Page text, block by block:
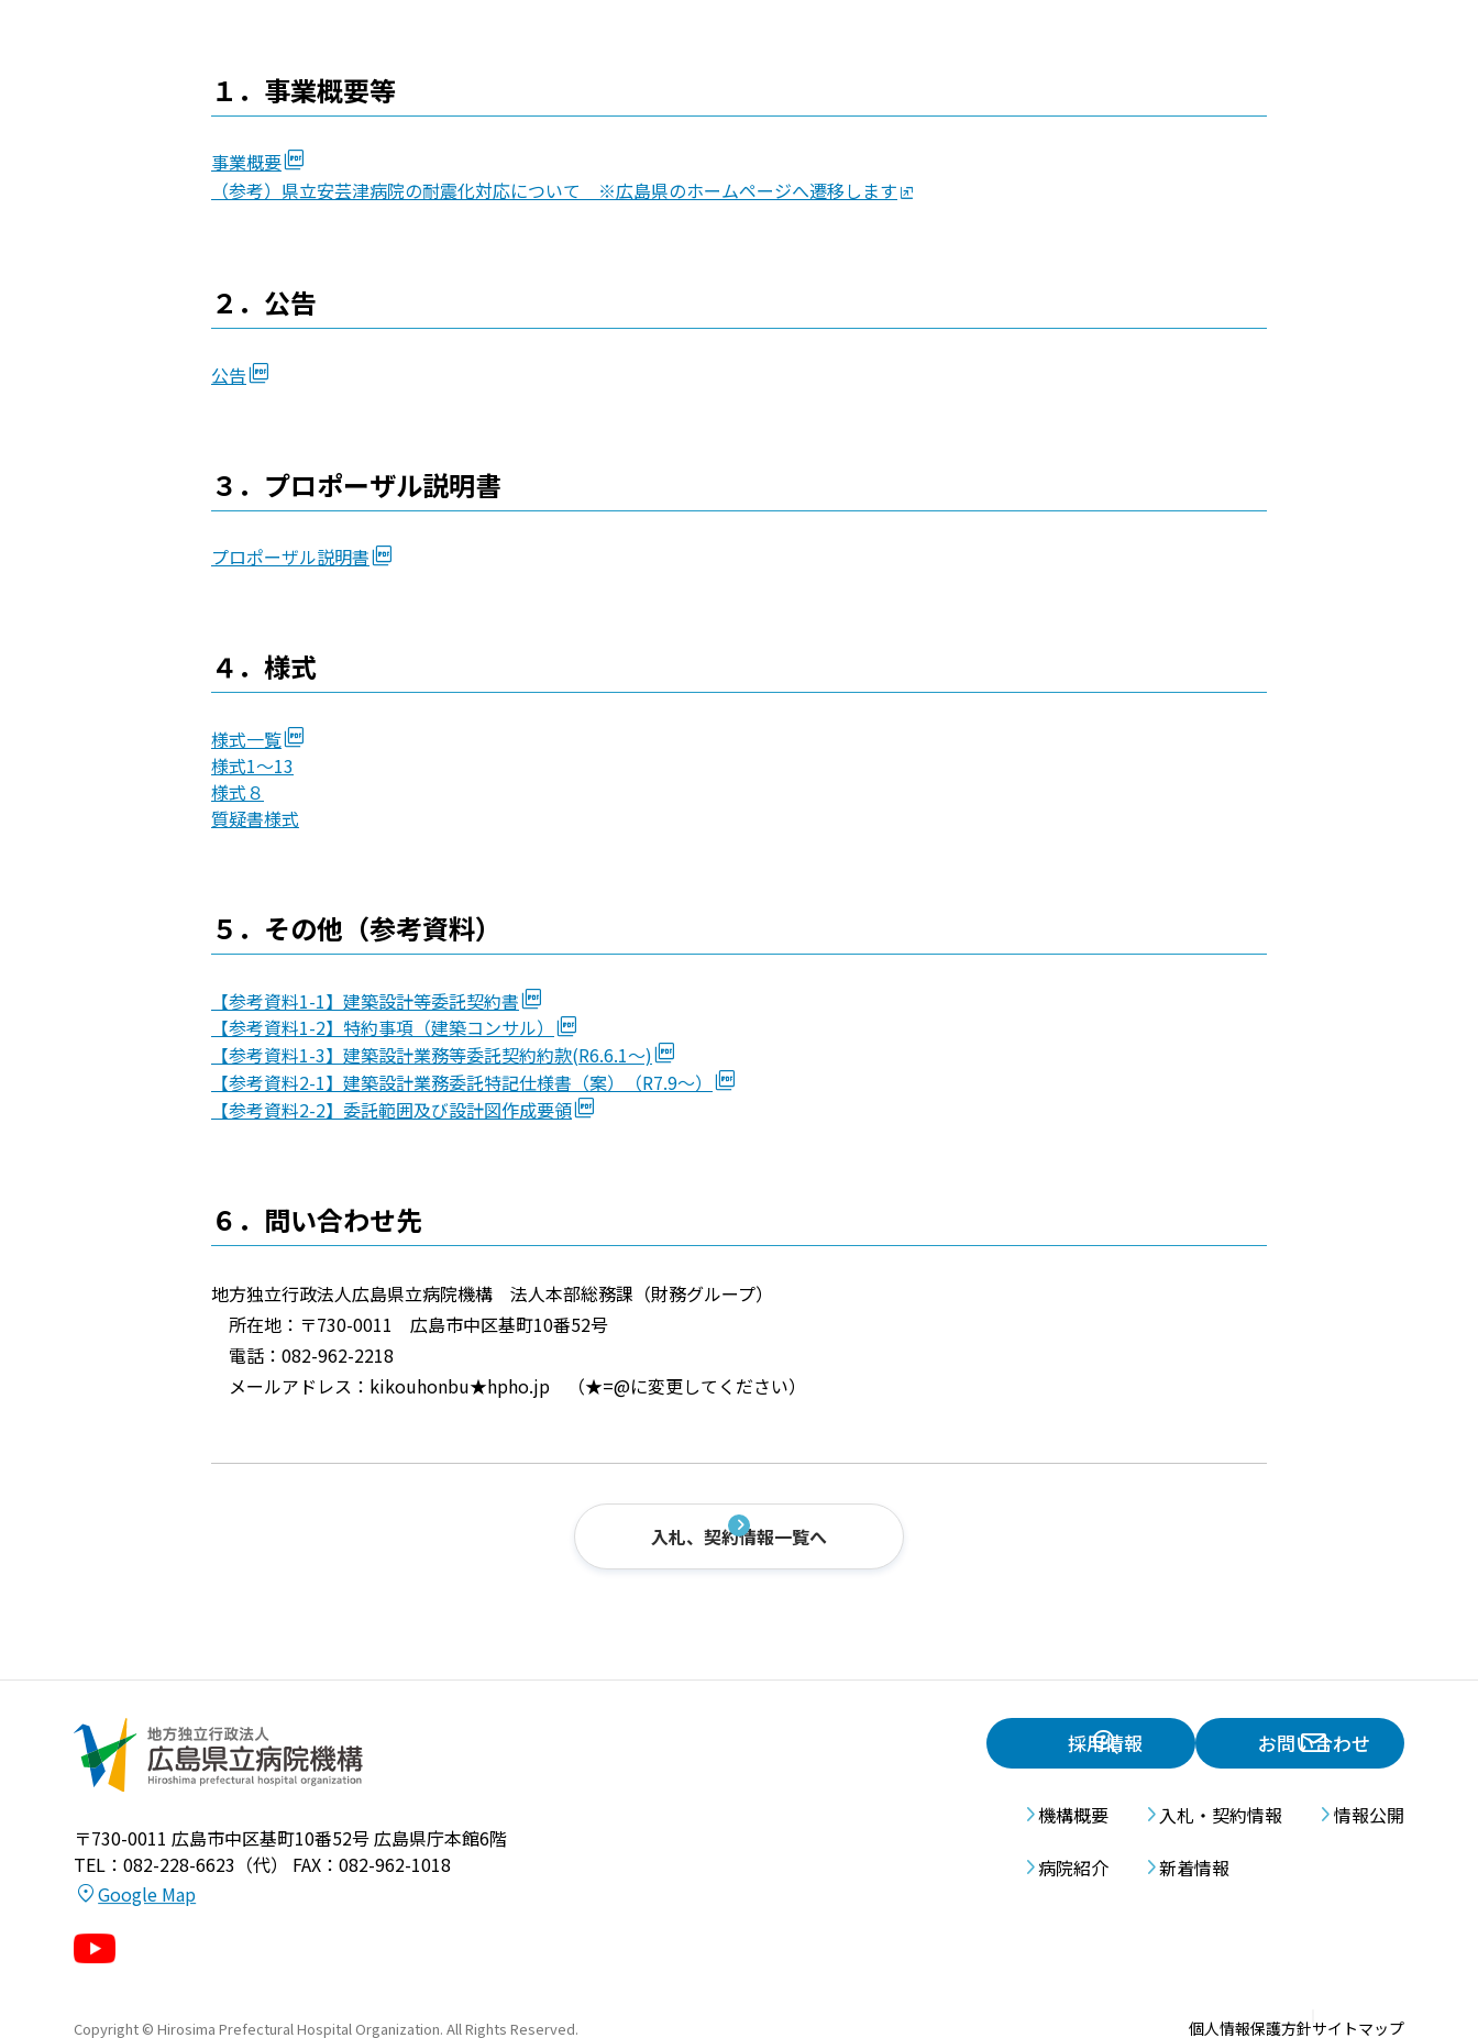
１．事業概要等
事業概要
（参考）県立安芸津病院の耐震化対応について ※広島県のホームページへ遷移します
２．公告
公告
３．プロポーザル説明書
プロポーザル説明書
４．様式
様式一覧
様式1～13
様式８
質疑書様式
５．その他（参考資料）
【参考資料1-1】建築設計等委託契約書
【参考資料1-2】特約事項（建築コンサル）
【参考資料1-3】建築設計業務等委託契約約款(R6.6.1～)
【参考資料2-1】建築設計業務委託特記仕様書（案）（R7.9～）
【参考資料2-2】委託範囲及び設計図作成要領
６．問い合わせ先
地方独立行政法人広島県立病院機構 法人本部総務課（財務グループ）
所在地：〒730-0011 広島市中区基町10番52号
電話：082-962-2218
メールアドレス：kikouhonbu★hpho.jp （★=@に変更してください）
入札、契約情報一覧へ
〒730-0011広島市中区基町10番52号 広島県庁本館6階
TEL：082-228-6623（代） FAX：082-962-1018
Google Map
Copyright © Hirosima Prefectural Hospital Organization. All Rights Reserved.
採用情報 お問い合わせ
機構概要 入札・契約情報
情報公開
病院紹介
新着情報
個人情報保護方針サイトマップ